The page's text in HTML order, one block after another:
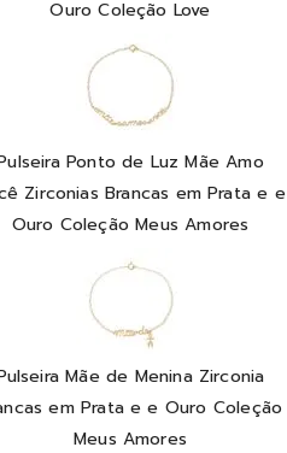
Ouro Coleção Love
Ponto de Luz Mãe Amo
Zirconias Brancas em Prata e e
Ouro Coleção Meus Amores
Mãe de Menina Zirconia
em Prata e e Ouro Coleção
Meus Amores